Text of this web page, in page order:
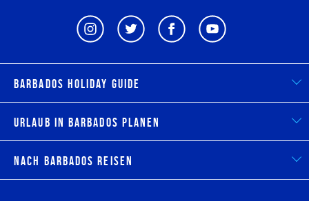
Barbados Holiday Guide
Urlaub in Barbados planen
Nach Barbados reisen